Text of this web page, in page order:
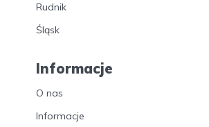
Rudnik
Śląsk
Informacje
O nas
Informacje